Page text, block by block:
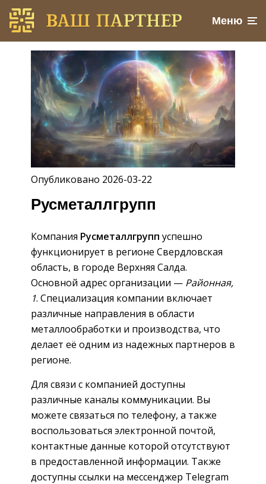
Меню
Опубликовано 2026-03-22
Русметаллгрупп
Компания Русметаллгрупп успешно
функционирует в регионе Свердловская
область, в городе Верхняя Салда.
Основной адрес организации — Районная,
1. Специализация компании включает
различные направления в области
металлообработки и производства, что
делает её одним из надежных партнеров в
регионе.
Для связи с компанией доступны
различные каналы коммуникации. Вы
можете связаться по телефону, а также
воспользоваться электронной почтой,
контактные данные которой отсутствуют
в предоставленной информации. Также
доступны ссылки на мессенджер Telegram